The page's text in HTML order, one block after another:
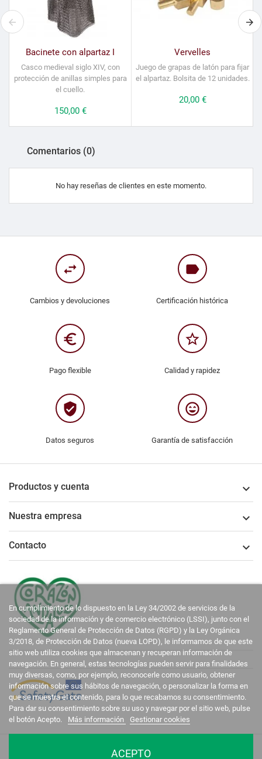
Bacinete con alpartaz I
Casco medieval siglo XIV, con
protección de anillas simples para
el cuello.
Precio
150,00 €
Vervelles
Juego de grapas de latón para fijar
el alpartaz. Bolsita de 12 unidades.
Precio
20,00 €
Comentarios (0)
No hay reseñas de clientes en este momento.
swap_horiz
Cambios y devoluciones
label
Certificación histórica
euro_symbol
Pago flexible
star_border
Calidad y rapidez
verified_user
Datos seguros
sentiment_very_satisfied
Garantía de satisfacción
Productos y cuenta 
Nuestra empresa 
Contacto 
En cumplimiento de lo dispuesto en la Ley 34/2002 de servicios de la
sociedad de la información y de comercio electrónico (LSSI), junto con el
Reglamento General de Protección de Datos (RGPD) y la Ley Orgánica
3/2018, de Protección de Datos (nueva LOPD), le informamos de que este
sitio web utiliza cookies que almacenan y recuperan información de
navegación. En general, estas tecnologías pueden servir para finalidades
muy diversas, como, por ejemplo, reconocerle como usuario, obtener
información sobre sus hábitos de navegación, o personalizar la forma en
que se muestra el contenido, para lo que recabamos su consentimiento.
Para dar su consentimiento sobre su uso y navegar por el sitio web, pulse
el botón Acepto.
Más información Gestionar cookies
ACEPTO
La Casa del Recreador © 2020-2026. Todos los derechos reservados.